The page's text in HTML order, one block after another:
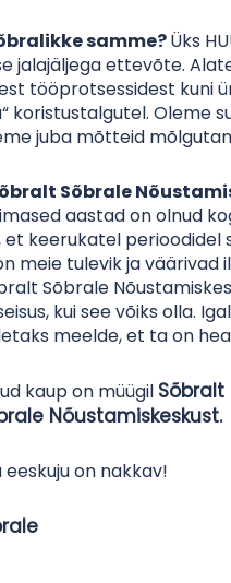
samme?Üks
jalajäljega ettevõte.
tööprotsessidest kuni
koristustalgutel. Oleme
juba mõtteid
Sõbrale
aastad on olnud
et keerukatel
meie tulevik ja
Sõbrale
kui see võiks olla.
meelde, et ta on
kaup on müügil Sõbralt
Nõustamiskeskust.
eeskuju on nakkav!